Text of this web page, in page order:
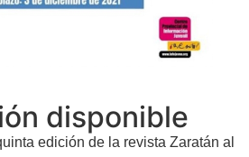
disponible
edición de la revista Zaratán al